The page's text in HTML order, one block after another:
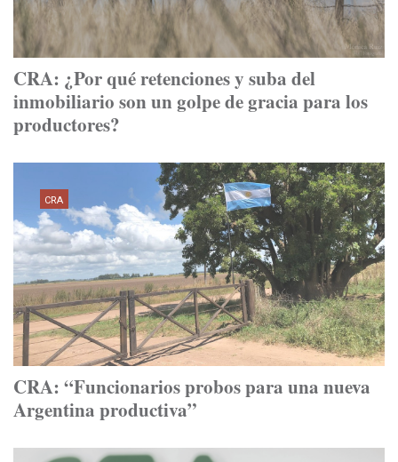
CRA: ¿Por qué retenciones y suba del
inmobiliario son un golpe de gracia para los
productores?
CRA
CRA: “Funcionarios probos para una nueva
Argentina productiva”